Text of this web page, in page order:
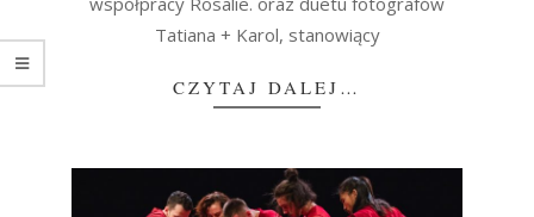
Tatiana + Karol, stanowiący
CZYTAJ DALEJ…